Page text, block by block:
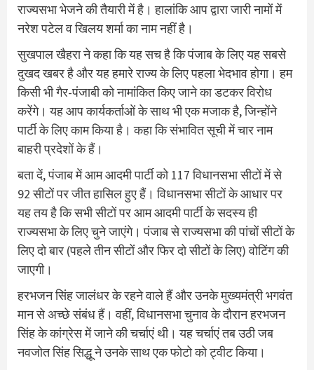
राज्यसभा भेजने की तैयारी में है। हालांकि आप द्वारा जारी नामों में
नरेश पटेल व खिलय शर्मा का नाम नहीं है।
सुखपाल खैहरा ने कहा कि यह सच है कि पंजाब के लिए यह सबसे
दुखद खबर है और यह हमारे राज्य के लिए पहला भेदभाव होगा। हम
किसी भी गैर-पंजाबी को नामांकित किए जाने का डटकर विरोध
करेंगे। यह आप कार्यकर्ताओं के साथ भी एक मजाक है, जिन्होंने
पार्टी के लिए काम किया है। कहा कि संभावित सूची में चार नाम
बाहरी प्रदेशों के हैं।
बता दें, पंजाब में आम आदमी पार्टी को 117 विधानसभा सीटों में से
92 सीटों पर जीत हासिल हुए हैं। विधानसभा सीटों के आधार पर
यह तय है कि सभी सीटों पर आम आदमी पार्टी के सदस्य ही
राज्यसभा के लिए चुने जाएंगे। पंजाब से राज्यसभा की पांचों सीटों के
लिए दो बार (पहले तीन सीटों और फिर दो सीटों के लिए) वोटिंग की
जाएगी।
हरभजन सिंह जालंधर के रहने वाले हैं और उनके मुख्यमंत्री भगवंत
मान से अच्छे संबंध हैं। वहीं, विधानसभा चुनाव के दौरान हरभजन
सिंह के कांग्रेस में जाने की चर्चाएं थी। यह चर्चाएं तब उठी जब
नवजोत सिंह सिद्धू ने उनके साथ एक फोटो को ट्वीट किया।